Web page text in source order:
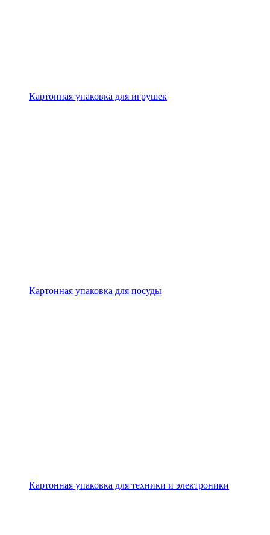
Картонная упаковка для игрушек
Картонная упаковка для посуды
Картонная упаковка для техники и электроники